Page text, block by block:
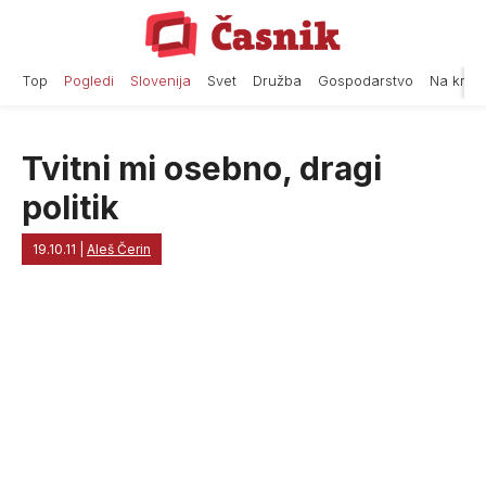
Top Pogledi Slovenija Svet Družba Gospodarstvo Na
Tvitni mi osebno, dragi
politik
19.10.11 Aleš Čerin